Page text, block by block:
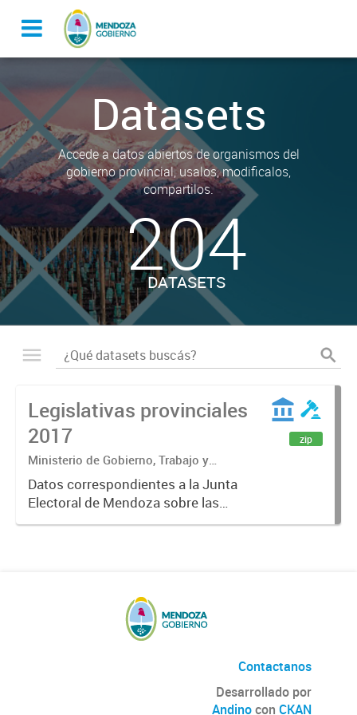
Datasets
Accede a datos abiertos de organismos del
gobierno provincial, usalos, modificalos,
compartilos.
204
DATASETS
Legislativas provinciales
2017
Ministerio de Gobierno, Trabajo y
Justicia. Dirección de Informática y
Comunicaciones.
Datos correspondientes a la Junta
Electoral de Mendoza sobre las
Elecciones Legislativas Nacionales,
zip
Contactanos
Desarrollado por
Andinocon CKAN